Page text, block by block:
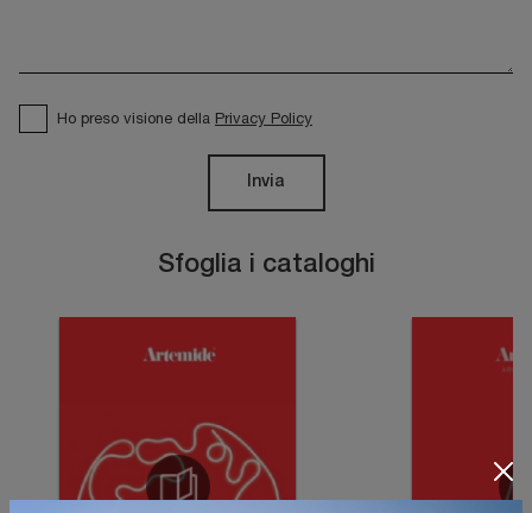
Sfoglia i cataloghi
Ho preso visione della Privacy Policy
Invia